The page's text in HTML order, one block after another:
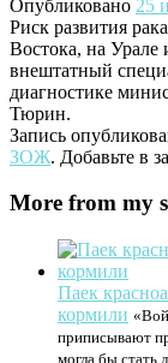
Опубликовано 25
Риск развития
Востока, на Урале
внештатный
диагностике
Тюрин.
Запись
ЗОЖ. Добавьте в
More from my
Паек
кормили
приписывают
могла бы